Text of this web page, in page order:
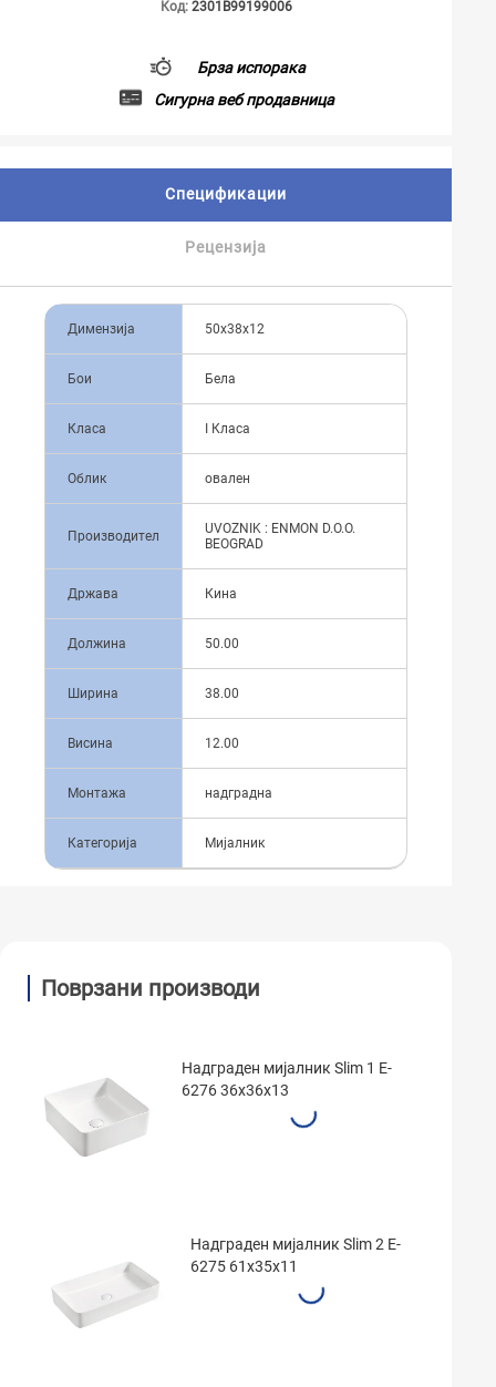
Код: 2301B99199006
Брза испорака
Сигурна веб продавница
Спецификации
Рецензија
Димензија 50x38x12
Бои Бела
Класа I Класа
Облик овален
Производител
UVOZNIK : ENMON D.O.O.
BEOGRAD
Држава Кина
Должина 50.00
Ширина 38.00
Висина 12.00
Монтажа надградна
Категорија Мијалник
Поврзани производи
Надграден мијалник Slim 1 E-
6276 36x36x13
Надграден мијалник Slim 2 E-
6275 61x35x11